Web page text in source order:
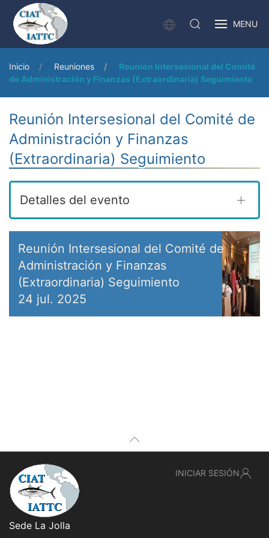
MENU
Inicio Reuniones
Reunión Intersesional del Comité
de Administración y Finanzas (Extraordinaria) Seguimiento
Reunión Intersesional del Comité de
Administración y Finanzas
(Extraordinaria) Seguimiento
Detalles del evento
Reunión Intersesional del Comité de
Administración y Finanzas
(Extraordinaria) Seguimiento
24 jul. 2025
Sede La Jolla
INICIAR SESIÓN